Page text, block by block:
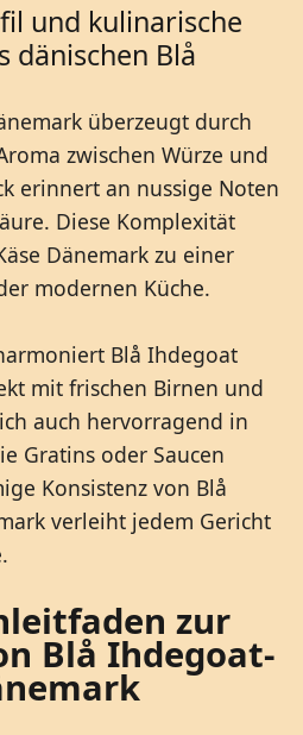
und kulinarische
dänischen Blå
überzeugt durch
zwischen Würze und
erinnert an nussige Noten
Diese Komplexität
Dänemark zu einer
modernen Küche.
Blå Ihdegoat
mit frischen Birnen und
auch hervorragend in
Gratins oder Saucen
Konsistenz von Blå
verleiht jedem Gericht
zur
Blå Ihdegoat-